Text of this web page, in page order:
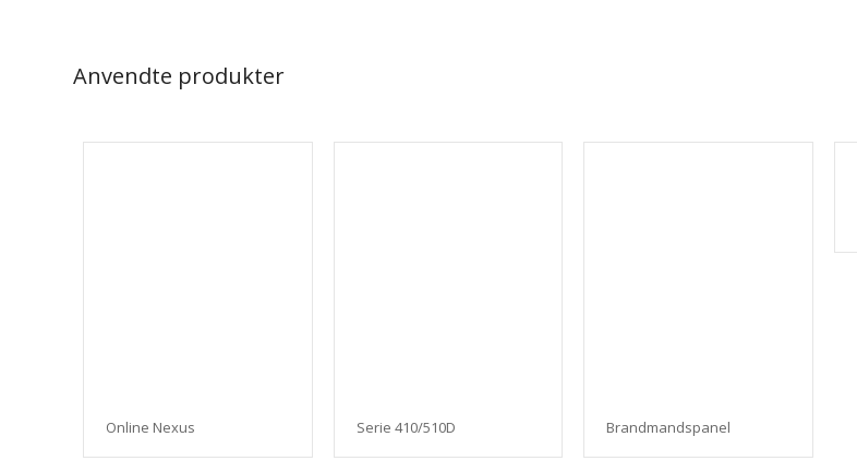
Anvendte produkter
Online Nexus Serie 410/510D Brandmandspanel